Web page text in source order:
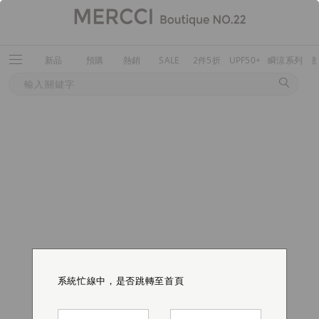
新品 預購 熱銷 SALE 2件5折 UPF50+ 瞬涼系列
系統忙線中，是否跳轉至首頁
系統忙線中，是否跳轉至首頁
系統忙線中，是否跳轉至首頁
系統忙線中，是否跳轉至首頁
系統忙線中，是否跳轉至首頁